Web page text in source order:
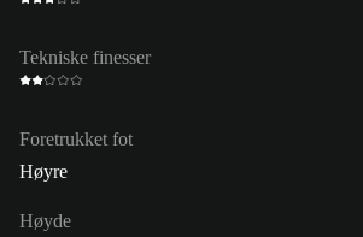
Tekniske finesser
Foretrukket fot
Høyre
Høyde